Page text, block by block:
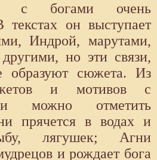
с богами очень
текстах он выступает
Индрой, марутами,
но эти связи,
образуют сюжета. Из
и мотивов с
можно отметить
прячется в водах и
лягушек; Агни
и рождает бога